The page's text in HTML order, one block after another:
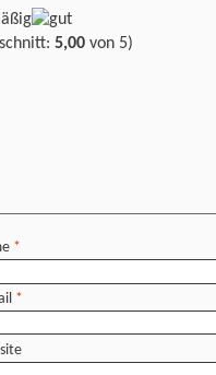
5,00 von 5)
*
*